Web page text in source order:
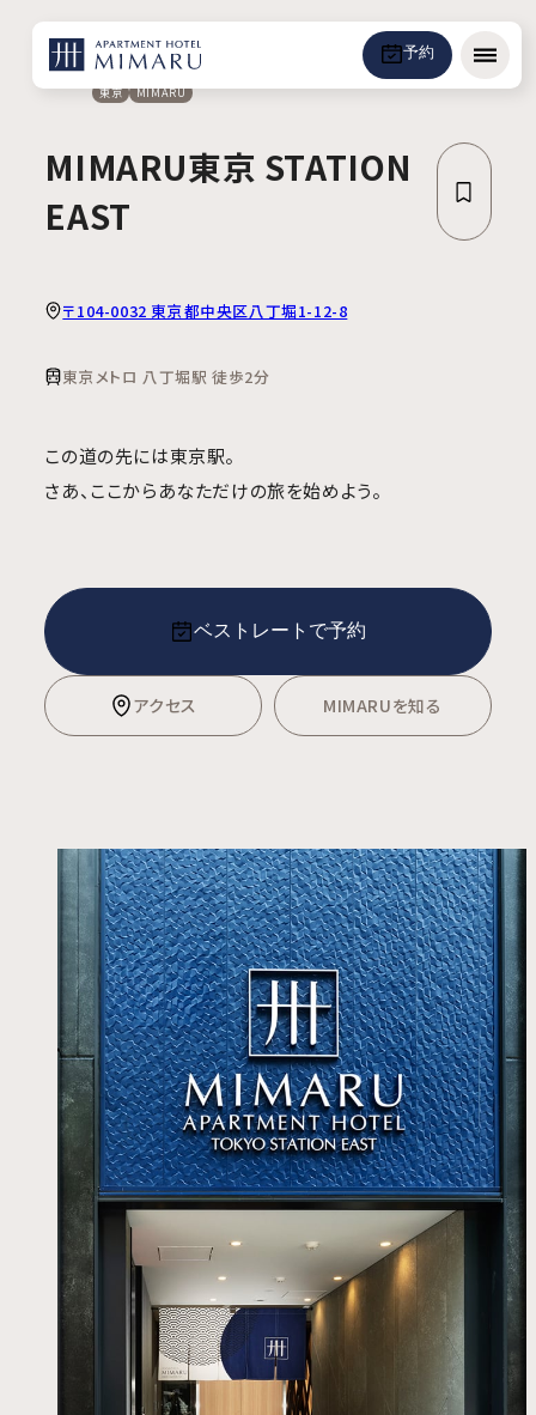
メニュ
予約
MIMARU東京 STATION
EAST
東京 MIMARU
〒104-0032 東京都中央区八丁堀1-12-8
東京メトロ 八丁堀駅 徒歩2分
この道の先には東京駅。
さあ、ここからあなただけの旅を始めよう。
ベストレートで予約
アクセス MIMARUを知る